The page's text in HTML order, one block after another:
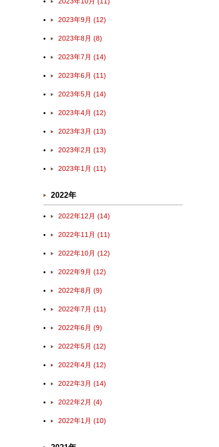
2023年9月 (12)
2023年8月 (8)
2023年7月 (14)
2023年6月 (11)
2023年5月 (14)
2023年4月 (12)
2023年3月 (13)
2023年2月 (13)
2023年1月 (11)
2022年
2022年12月 (14)
2022年11月 (11)
2022年10月 (12)
2022年9月 (12)
2022年8月 (9)
2022年7月 (11)
2022年6月 (9)
2022年5月 (12)
2022年4月 (12)
2022年3月 (14)
2022年2月 (4)
2022年1月 (10)